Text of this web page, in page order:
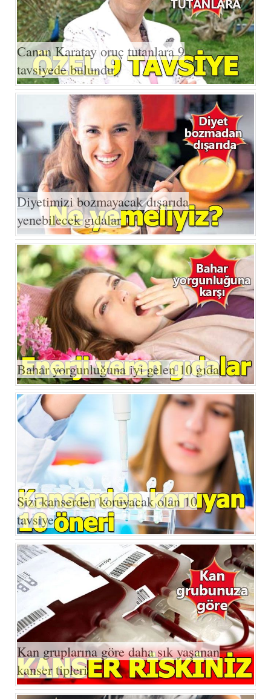
Canan Karatay oruç tutanlara 9
tavsiyede bulundu
Diyetimizi bozmayacak dışarıda
yenebilecek gıdalar
Bahar yorgunluğuna iyi gelen 10 gıda
Sizi kanserden koruyacak olan 10
tavsiye
Kan gruplarına göre daha sık yaşanan
kanser tipleri